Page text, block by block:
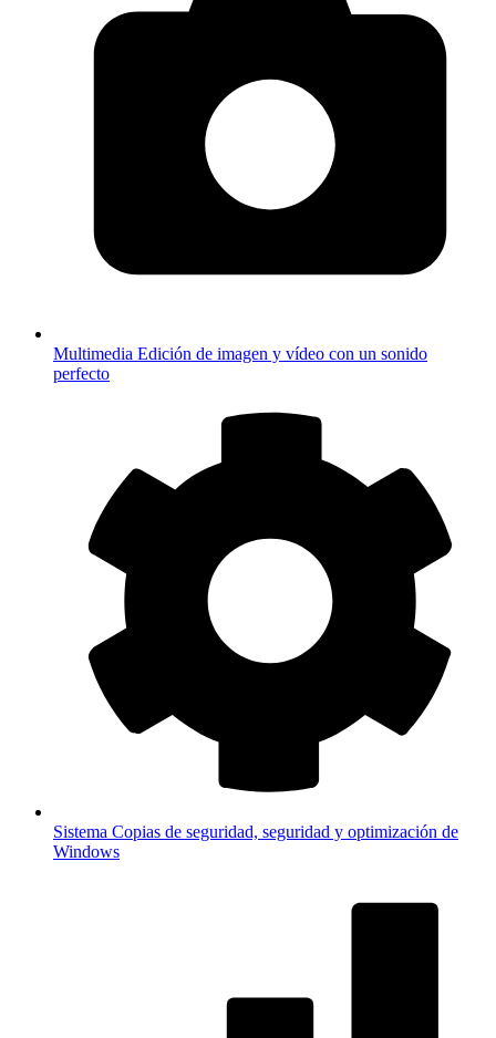
Multimedia Edición de imagen y vídeo con un sonido
perfecto
Sistema Copias de seguridad, seguridad y optimización de
Windows